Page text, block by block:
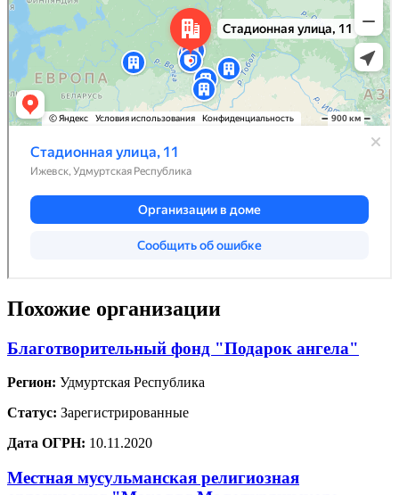
Похожие организации
Благотворительный фонд "Подарок ангела"
Регион: Удмуртская Республика
Статус: Зарегистрированные
Дата ОГРН: 10.11.2020
Местная мусульманская религиозная